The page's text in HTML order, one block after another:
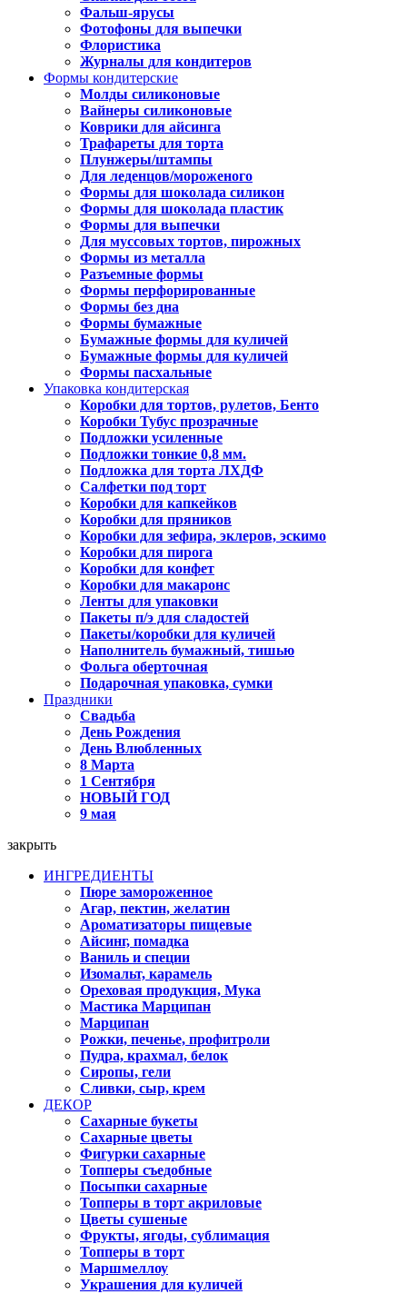
Фальш-ярусы
Фотофоны для выпечки
Флористика
Журналы для кондитеров
Формы кондитерские
Молды силиконовые
Вайнеры силиконовые
Коврики для айсинга
Трафареты для торта
Плунжеры/штампы
Для леденцов/мороженого
Формы для шоколада силикон
Формы для шоколада пластик
Формы для выпечки
Для муссовых тортов, пирожных
Формы из металла
Разъемные формы
Формы перфорированные
Формы без дна
Формы бумажные
Бумажные формы для куличей
Бумажные формы для куличей
Формы пасхальные
Упаковка кондитерская
Коробки для тортов, рулетов, Бенто
Коробки Тубус прозрачные
Подложки усиленные
Подложки тонкие 0,8 мм.
Подложка для торта ЛХДФ
Салфетки под торт
Коробки для капкейков
Коробки для пряников
Коробки для зефира, эклеров, эскимо
Коробки для пирога
Коробки для конфет
Коробки для макаронс
Ленты для упаковки
Пакеты п/э для сладостей
Пакеты/коробки для куличей
Наполнитель бумажный, тишью
Фольга оберточная
Подарочная упаковка, сумки
Праздники
Свадьба
День Рождения
День Влюбленных
8 Марта
1 Сентября
НОВЫЙ ГОД
9 мая
закрыть
ИНГРЕДИЕНТЫ
Пюре замороженное
Агар, пектин, желатин
Ароматизаторы пищевые
Айсинг, помадка
Ваниль и специи
Изомальт, карамель
Ореховая продукция, Мука
Мастика Марципан
Марципан
Рожки, печенье, профитроли
Пудра, крахмал, белок
Сиропы, гели
Сливки, сыр, крем
ДЕКОР
Сахарные букеты
Сахарные цветы
Фигурки сахарные
Топперы съедобные
Посыпки сахарные
Топперы в торт акриловые
Цветы сушеные
Фрукты, ягоды, сублимация
Топперы в торт
Маршмеллоу
Украшения для куличей